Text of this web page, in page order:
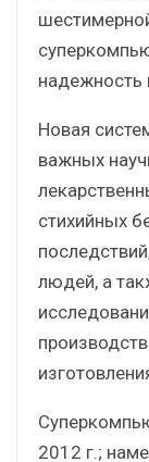
надежность
Новая
важных
стихийных
людей, а
2012 г.;